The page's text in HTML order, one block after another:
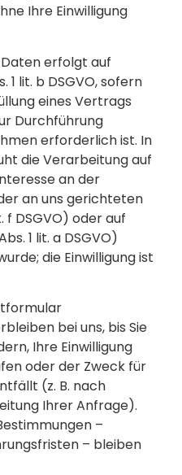
Ihre Einwilligung
erfolgt auf
1 lit. b DSGVO, sofern
eines Vertrags
Durchführung
erforderlich ist. In
die Verarbeitung auf
an der
an uns gerichteten
f DSGVO) oder auf
1 lit. a DSGVO)
die Einwilligung ist
bei uns, bis Sie
Ihre Einwilligung
oder der Zweck für
(z. B. nach
Ihrer Anfrage).
–
– bleiben